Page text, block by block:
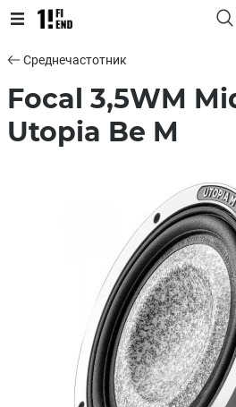
Среднечастотник
Focal 3,5WM
Utopia Be M